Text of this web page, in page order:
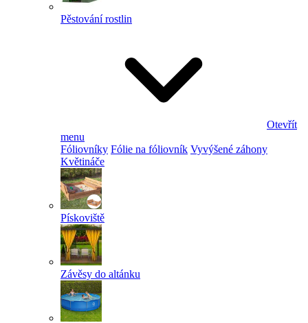
Pěstování rostlin
Otevřít
menu
Fóliovníky Fólie na fóliovník Vyvýšené záhony
Květináče
Pískoviště
Závěsy do altánku